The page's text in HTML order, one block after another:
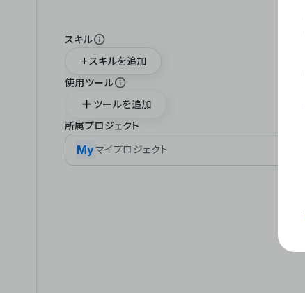
スキル
スキルを追加
使用ツール
ツールを追加
所属プロジェクト
Myマイプロジェクト